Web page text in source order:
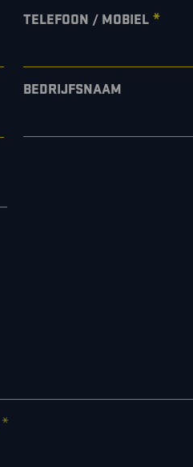
TELEFOON / MOBIEL *
BEDRIJFSNAAM
*